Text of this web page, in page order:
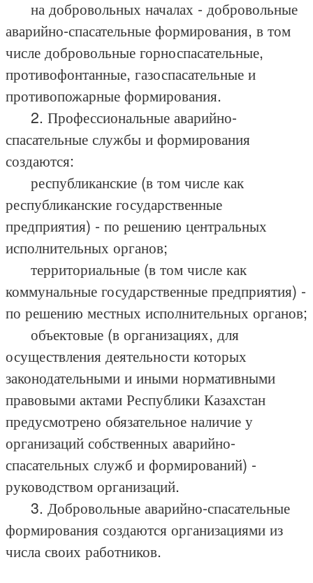
на добровольных началах - добровольные
аварийно-спасательные формирования, в том
числе добровольные горноспасательные,
противофонтанные, газоспасательные и
противопожарные формирования.
2. Профессиональные аварийно-
спасательные службы и формирования
создаются:
республиканские (в том числе как
республиканские государственные
предприятия) - по решению центральных
исполнительных органов;
территориальные (в том числе как
коммунальные государственные предприятия) -
по решению местных исполнительных органов;
объектовые (в организациях, для
осуществления деятельности которых
законодательными и иными нормативными
правовыми актами Республики Казахстан
предусмотрено обязательное наличие у
организаций собственных аварийно-
спасательных служб и формирований) -
руководством организаций.
3. Добровольные аварийно-спасательные
формирования создаются организациями из
числа своих работников.